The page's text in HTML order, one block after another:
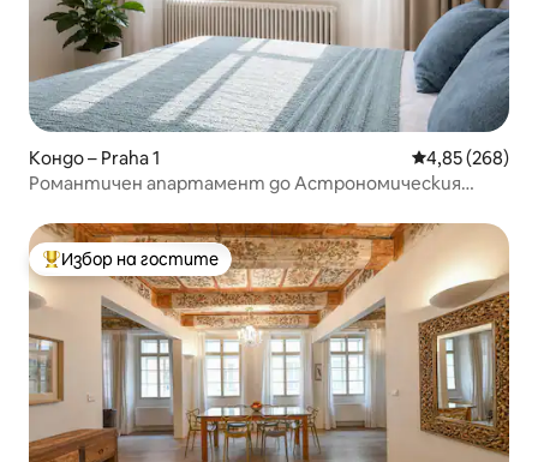
Кондо – Praha 1 Средна
4,85 (268)
Романтичен апартамент до Астрономическия
Най-популярен избор на гостите
Избор на гостите